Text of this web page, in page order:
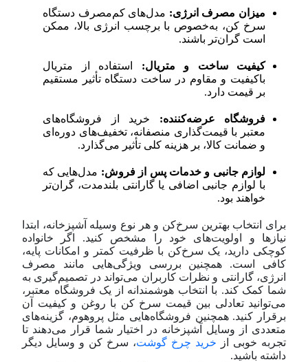
میزان مصرف انرژی: مدل‌های کم‌مصرف دستگاه
سرخ کن، به‌خصوص با برچسب انرژی بالا، ممکن
است گران‌تر باشند.
کیفیت ساخت و متریال:
استفاده از متریال
باکیفیت و مقاوم در ساخت دستگاه تأثیر مستقیم
بر قیمت دارد.
فروشگاه عرضه‌کننده: خرید از فروشگاه‌های
معتبر با قیمت‌گذاری منصفانه، تخفیف‌های دوره‌ای
و ضمانت کالا، بر هزینه کلی تأثیر می‌گذارد.
لوازم جانبی و خدمات پس از فروش: مدل‌هایی که
با لوازم جانبی اضافی یا گارانتی بلندمدت، گران‌تر
خواهند بود.
برای انتخاب بهترین سرخ‌کن و هر نوع وسیله آشپزخانه، ابتدا
نیازها و اولویت‌های خود را مشخص کنید. اگر خانواده
کوچکی دارید، یک سرخ‌کن با ظرفیت کمتر و امکانات پایه،
کافی است. همچنین بررسی ویژگی‌هایی مانند مصرف
انرژی، گارانتی و نظرات کاربران می‌تواند در تصمیم‌گیری به
شما کمک کند. با انتخاب هوشمندانه از یک فروشگاه معتبر،
می‌توانید تعادلی بین قیمت سرخ کن با روغن و کیفیت آن
برقرار کنید. همچنین فروشگاه‌هایی مثل پروهوم، گزینه‌های
متعددی از وسایل آشپزخانه در اختیار شما قرار می‌دهند تا
تجربه خوبی از خرید چرخ گوشت، سرخ کن و وسایل دیگر
داشته باشید.